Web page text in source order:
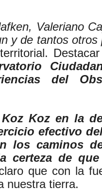
Valeriano
y de tantos otros
del
Koz en la
efectivo
los caminos
certeza de que
que con la
nuestra tierra.